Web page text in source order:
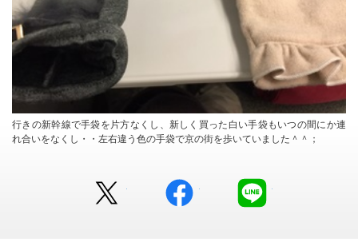
行きの新幹線で手袋を片方なくし、新しく買った白い手袋もいつの間にか連
れ合いをなくし・・左右違う色の手袋で京の街を歩いていました＾＾；
facebook